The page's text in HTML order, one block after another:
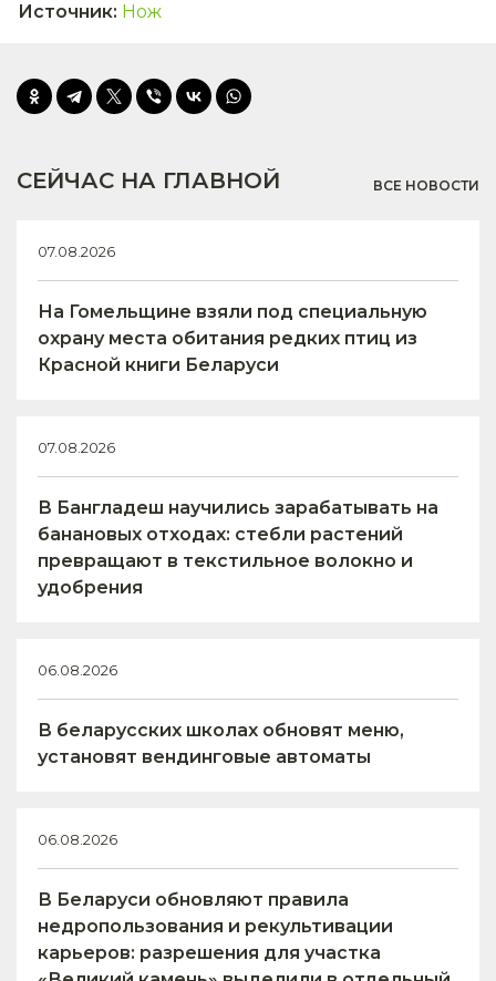
Источник: Нож
СЕЙЧАС НА ГЛАВНОЙ ВСЕ НОВОСТИ
07.08.2026
На Гомельщине взяли под специальную
охрану места обитания редких птиц из
Красной книги Беларуси
07.08.2026
В Бангладеш научились зарабатывать на
банановых отходах: стебли растений
превращают в текстильное волокно и
удобрения
06.08.2026
В беларусских школах обновят меню,
установят вендинговые автоматы
06.08.2026
В Беларуси обновляют правила
недропользования и рекультивации
карьеров: разрешения для участка